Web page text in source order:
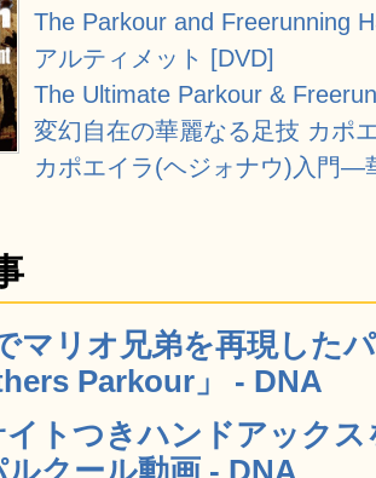
The Parkour and Freerunning
アルティメット [DVD]
The Ultimate Parkour &
変幻自在の華麗なる足技 カポ
カポエイラ(ヘジォナウ)入門―
マリオ兄弟を再現した
Parkour」 - DNA
イトつきハンドアック
ルクール動画 - DNA